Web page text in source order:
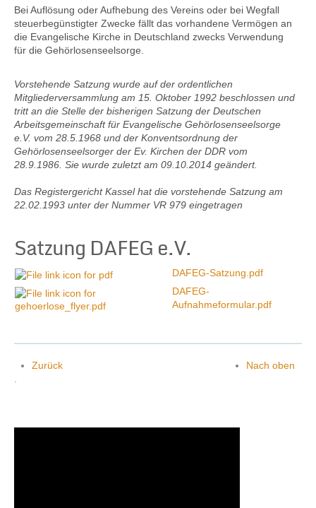
Bei Auflösung oder Aufhebung des Vereins oder bei Wegfall
steuerbegünstigter Zwecke fällt das vorhandene Vermögen an
die Evangelische Kirche in Deutschland zwecks Verwendung
für die Gehörlosenseelsorge.
Vorstehende Satzung wurde auf der ordentlichen
Mitgliederversammlung am 15. Oktober 1992 beschlossen und
tritt an die Stelle der bisherigen Satzung der Deutschen
Arbeitsgemeinschaft für Evangelische Gehörlosenseelsorge
e.V. vom 28.5.1968 und der Konventsordnung der
Gehörlosenseelsorger der Ev. Kirchen der DDR vom
28.9.1986. Sie wurde zuletzt am 09.10.2014 geändert.
Das Registergericht Kassel hat die vorstehende Satzung am
22.02.1993 unter der Nummer VR 979 eingetragen
Satzung DAFEG e.V.
DAFEG-Satzung.pdf
DAFEG-
Aufnahmeformular.pdf
Zurück
Nach oben